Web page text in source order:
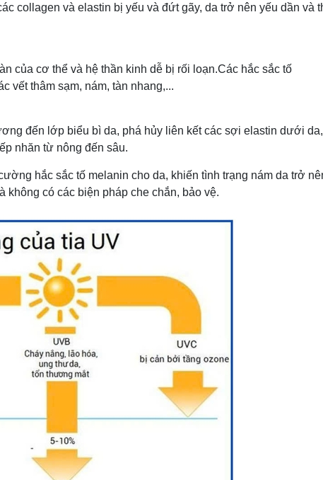
collagen và elastin bị yếu và đứt gãy, da trở nên yếu dần và
của cơ thể và hệ thần kinh dễ bị rối loạn.Các hắc sắc tố
vết thâm sạm, nám, tàn nhang,...
đến lớp biểu bì da, phá hủy liên kết các sợi elastin dưới
nhăn từ nông đến sâu.
hắc sắc tố melanin cho da, khiến tình trạng nám da trở
không có các biện pháp che chắn, bảo vệ.